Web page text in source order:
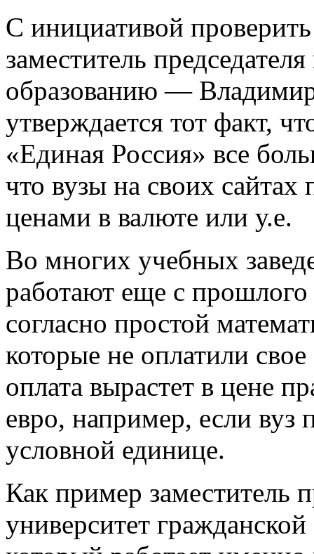
С инициативой
заместитель
образованию —
утверждается тот факт,
«Единая Россия» все
что вузы на своих
ценами в валюте или у.е.
Во многих учебных
работают еще с прошлого
согласно простой
которые не оплатили
оплата вырастет в цене
евро, например, если вуз
условной единице.
Как пример заместитель
университет